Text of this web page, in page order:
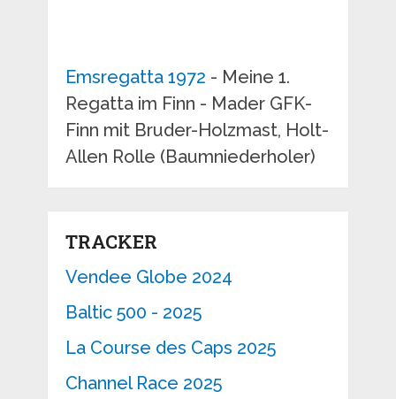
Emsregatta 1972 - Meine 1.
Regatta im Finn - Mader GFK-
Finn mit Bruder-Holzmast, Holt-
Allen Rolle (Baumniederholer)
TRACKER
Vendee Globe 2024
Baltic 500 - 2025
La Course des Caps 2025
Channel Race 2025